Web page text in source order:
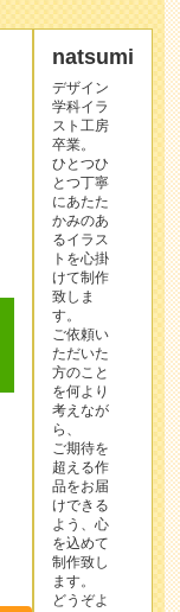
デザイン
学科イラ
卒業。
ひとつひ
とつ丁寧
にあたた
かみのあ
るイラス
トを心掛
けて制作
致しま
す。
ご依頼い
ただいた
方のこと
を何より
考えなが
ら、
ご期待を
超える作
品をお届
けできる
よう、心
を込めて
制作致し
ます。
どうぞよ
ろしくお
願い致し
ます！